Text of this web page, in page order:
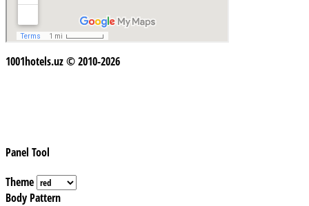
1001hotels.uz © 2010-2026
Panel Tool
Theme
Body Pattern